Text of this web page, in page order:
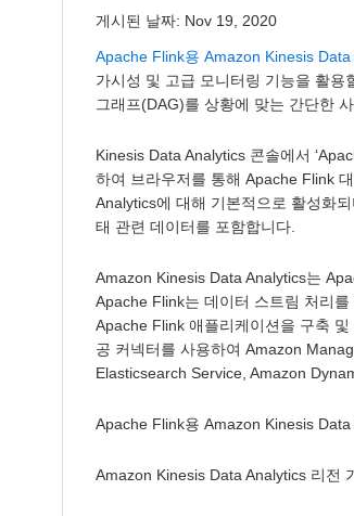
게시된 날짜: Nov 19, 2020
Apache Flink용 Amazon Kinesis Data
가시성 및 고급 모니터링 기능을 활
그래프(DAG)를 상황에 맞는 간단한
Kinesis Data Analytics 콘솔에서
하여 브라우저를 통해 Apache Flink
Analytics에 대해 기본적으로 활성화
태 관련 데이터를 포함합니다.
Amazon Kinesis Data Analytics는
Apache Flink는 데이터 스트림 처리
Apache Flink 애플리케이션을 구축
공 커넥터를 사용하여 Amazon
Elasticsearch Service, Amazon
Apache Flink용 Amazon Kinesis
Amazon Kinesis Data Analytics 리전